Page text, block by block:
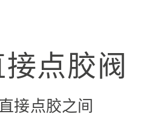
点胶阀
接点胶之间